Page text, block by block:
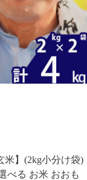
米】(2kg小分け袋)
べる お米 おおも